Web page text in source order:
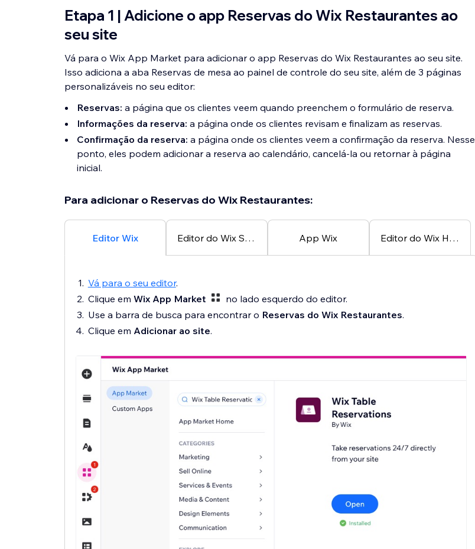
Etapa 1 | Adicione o app Reservas do Wix Restaurantes ao
seu site
Vá para o Wix App Market para adicionar o app Reservas do Wix Restaurantes ao seu site.
Isso adiciona a aba Reservas de mesa ao painel de controle do seu site, além de 3 páginas
personalizáveis no seu editor:
Reservas: a página que os clientes veem quando preenchem o formulário de reserva.
Informações da reserva: a página onde os clientes revisam e finalizam as reservas.
Confirmação da reserva: a página onde os clientes veem a confirmação da reserva. Nesse
ponto, eles podem adicionar a reserva ao calendário, cancelá-la ou retornar à página
inicial.
Para adicionar o Reservas do Wix Restaurantes:
Editor Wix Editor do Wix Studio App Wix Editor do Wix Harmony
Vá para o seu editor.
Clique em Wix App Market
no lado esquerdo do editor.
Use a barra de busca para encontrar o Reservas do Wix Restaurantes.
Clique em Adicionar ao site.